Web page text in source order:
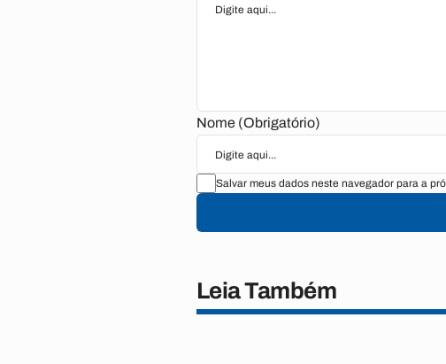
Nome (Obrigatório)
Salvar meus dados neste navegador para a
Leia Também